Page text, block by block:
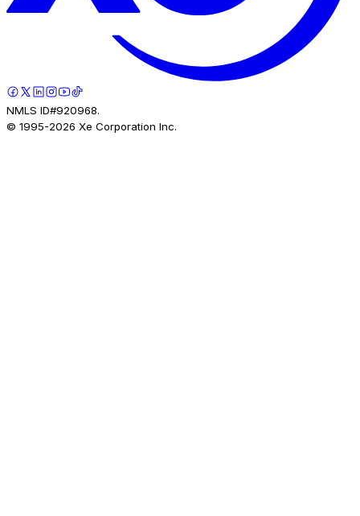
NMLS ID#920968.
© 1995-2026 Xe Corporation Inc.